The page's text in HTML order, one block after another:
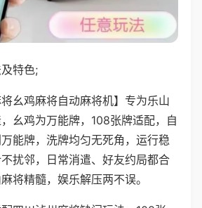
特色;
将幺鸡麻将自动麻将机】专为乐山
幺鸡为万能牌，108张牌适配，自
能牌，洗牌均匀无死角，运行稳
扰邻，日常消遣、好友约局都合
将精髓，娱乐解压两不误。